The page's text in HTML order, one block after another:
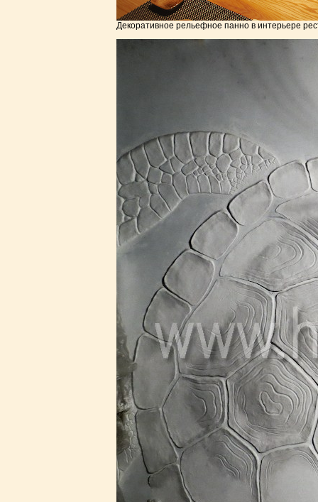
Декоративное рельефное панно в интерьере